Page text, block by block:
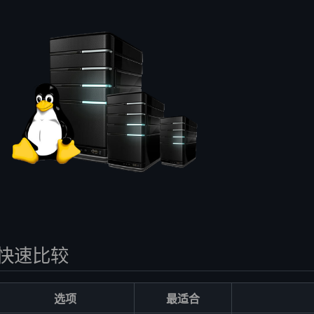
元购买 Linux VPS 吗？
适合 WordPress 吗？
一样吗？
发行版？
美元的 VPS 托管更好？
速比较
选项 最适合